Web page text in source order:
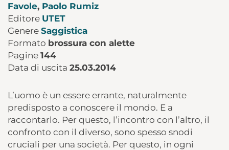
Favole, Paolo Rumiz
Editore UTET
Genere Saggistica
Formato brossura con alette
Pagine 144
Data di uscita 25.03.2014
L’uomo è un essere errante, naturalmente
predisposto a conoscere il mondo. E a
raccontarlo. Per questo, l’incontro con l’altro, il
confronto con il diverso, sono spesso snodi
cruciali per una società. Per questo, in ogni